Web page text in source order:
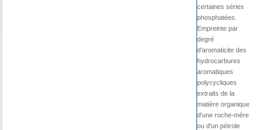
certaines séries
phosphatées.
Empreinte par
degré
d'aromaticite des
hydrocarbures
aromatiques
polycycliques
extraits de la
matière organique
d'une roche-mère
ou d'un pétrole